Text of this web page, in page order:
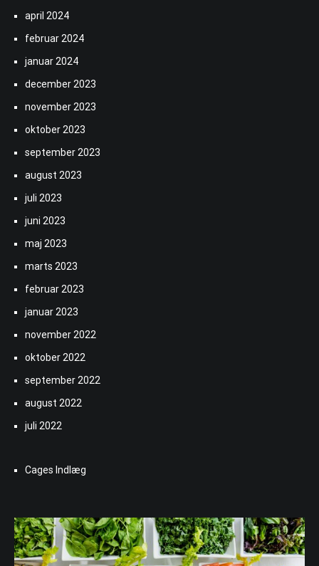
april 2024
februar 2024
januar 2024
december 2023
november 2023
oktober 2023
september 2023
august 2023
juli 2023
juni 2023
maj 2023
marts 2023
februar 2023
januar 2023
november 2022
oktober 2022
september 2022
august 2022
juli 2022
Cages Indlæg